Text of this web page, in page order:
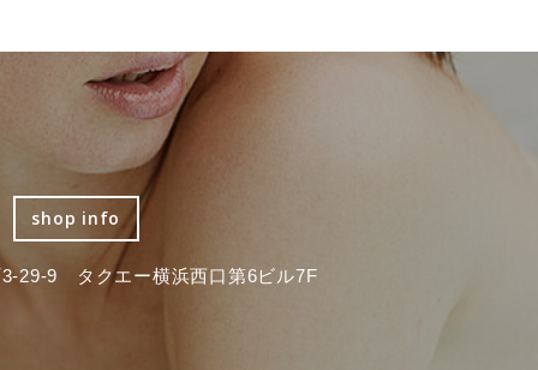
shop info
29-9 タクエー横浜西口第6ビル7F